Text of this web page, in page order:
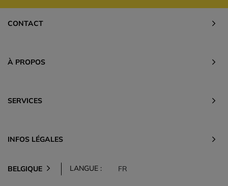
CONTACT
À PROPOS
SERVICES
INFOS LÉGALES
BELGIQUE LANGUE : FR